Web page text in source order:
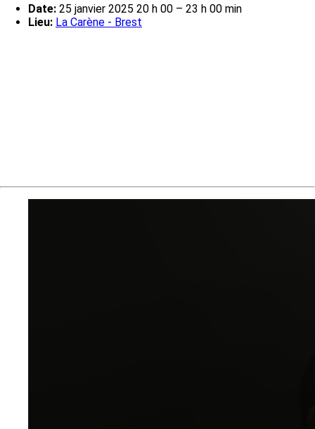
Date: 25 janvier 2025 20 h 00 – 23 h 00 min
Lieu: La Carène - Brest